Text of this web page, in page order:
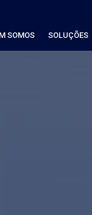
SOMOS SOLUÇÕES